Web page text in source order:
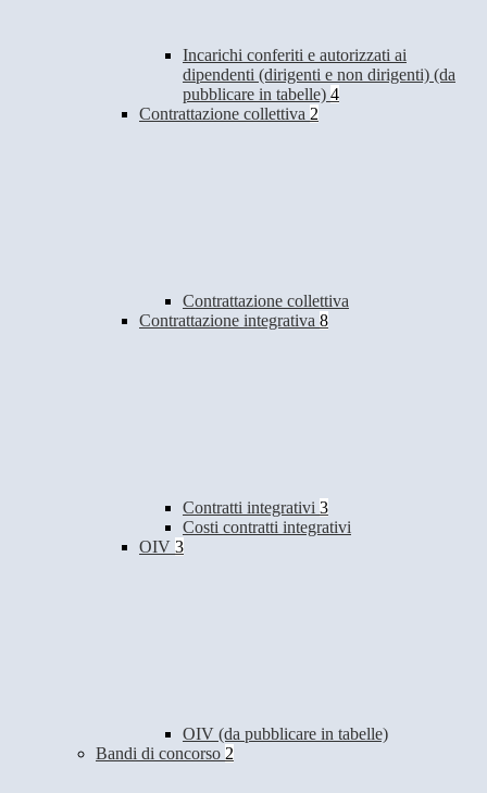
Incarichi conferiti e autorizzati ai
dipendenti (dirigenti e non dirigenti) (da
pubblicare in tabelle) 4
Contrattazione collettiva 2
Contrattazione collettiva
Contrattazione integrativa 8
Contratti integrativi 3
Costi contratti integrativi
OIV 3
OIV (da pubblicare in tabelle)
Bandi di concorso 2